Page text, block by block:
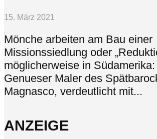
15. März 2021
Mönche arbeiten am Bau einer
Missionssiedlung oder
möglicherweise in
Genueser Maler des
Magnasco, verdeutlicht mit...
ANZEIGE